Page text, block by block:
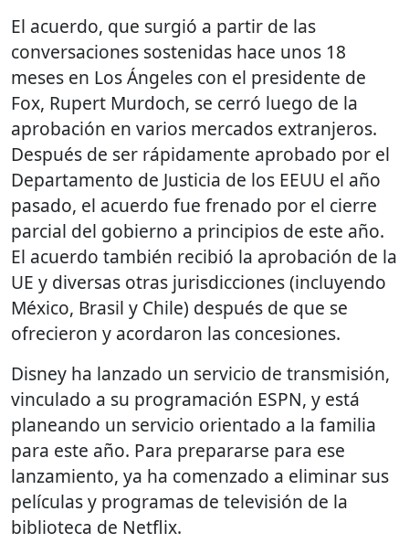
El acuerdo, que surgió a partir de las
conversaciones sostenidas hace unos 18
meses en Los Ángeles con el presidente de
Fox, Rupert Murdoch, se cerró luego de la
aprobación en varios mercados extranjeros.
Después de ser rápidamente aprobado por el
Departamento de Justicia de los EEUU el año
pasado, el acuerdo fue frenado por el cierre
parcial del gobierno a principios de este año.
El acuerdo también recibió la aprobación de la
UE y diversas otras jurisdicciones (incluyendo
México, Brasil y Chile) después de que se
ofrecieron y acordaron las concesiones.
Disney ha lanzado un servicio de transmisión,
vinculado a su programación ESPN, y está
planeando un servicio orientado a la familia
para este año. Para prepararse para ese
lanzamiento, ya ha comenzado a eliminar sus
películas y programas de televisión de la
biblioteca de Netflix.